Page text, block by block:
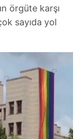
örgüte karşı
sayıda yol